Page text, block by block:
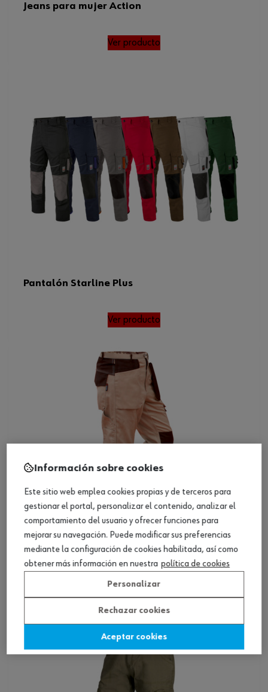
Jeans para mujer Action
Ver producto
Pantalón Starline Plus
Ver producto
Pantalón de trabajo, otros
Ver producto
Información sobre cookies
Este sitio web emplea cookies propias y de terceros para
gestionar el portal, personalizar el contenido, analizar el
comportamiento del usuario y ofrecer funciones para
mejorar su navegación. Puede modificar sus preferencias
mediante la configuración de cookies habilitada, así como
obtener más información en nuestra política de cookies
Personalizar
Rechazar cookies
Aceptar cookies